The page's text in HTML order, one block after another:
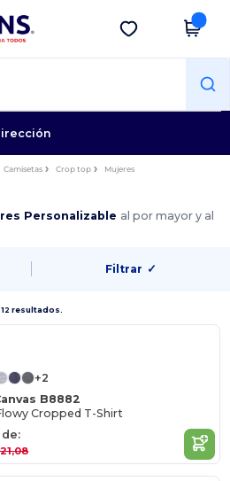
app!
Descargar app
Camisetas Crop top Mujeres
Personalizable al por mayor y al
Filtrar ✓
12 resultados.
+2
B8882
Cropped T-Shirt